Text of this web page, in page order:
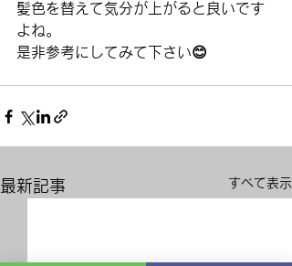
髪色を替えて気分が上がると良いです
よね。
是非参考にしてみて下さい😊
最新記事 すべて表示